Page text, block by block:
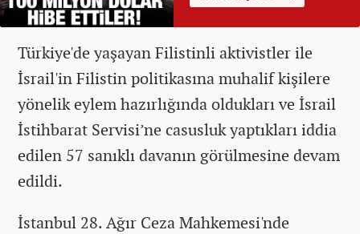
Türkiye'de yaşayan Filistinli aktivistler ile
İsrail'in Filistin politikasına muhalif kişilere
yönelik eylem hazırlığında oldukları ve İsrail
İstihbarat Servisi’ne casusluk yaptıkları iddia
edilen 57 sanıklı davanın görülmesine devam
edildi.
İstanbul 28. Ağır Ceza Mahkemesi'nde